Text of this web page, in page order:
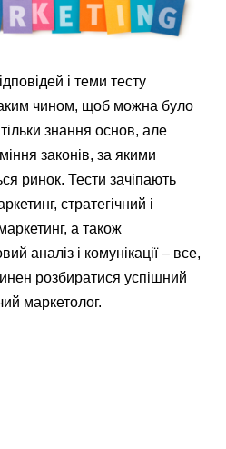
і теми тесту
чином, щоб можна було
знання основ, але
законів, за якими
ринок. Тести зачіпають
стратегічний і
а також
аналіз і комунікації – все,
розбиратися успішний
маркетолог.